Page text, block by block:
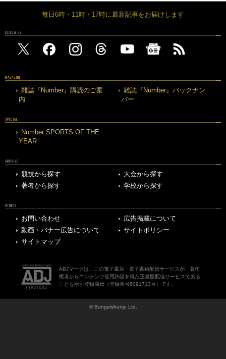
毎日6時・11時・17時に最新記事をお届けします
FOLLOW US
MAGAZINE
雑誌『Number』購読のご案
内
雑誌『Number』バックナン
バー
SPECIAL
Number SPORTS OF THE
YEAR
ARCHIVE
競技から探す
大会から探す
著者から探す
学校から探す
OTHERS
お問い合わせ
広告掲載について
動画・バナー広告について
サイトポリシー
サイトマップ
ABJマークは、この電子書店・電子書籍配信サービスが、著作
権者からコンテンツ使用許諾を得た正規版配信サービスである
ことを示す登録商標（登録番号6091713号）です。
© Bungeishunju Ltd.